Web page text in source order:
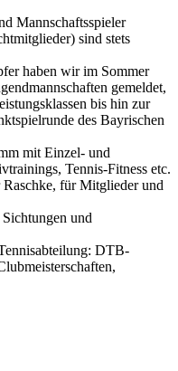
Mannschaftsspieler
sind stets
haben wir im Sommer
gemeldet,
bis hin zur
des Bayrischen
mit Einzel- und
Tennis-Fitness etc.
für Mitglieder und
und
DTB-